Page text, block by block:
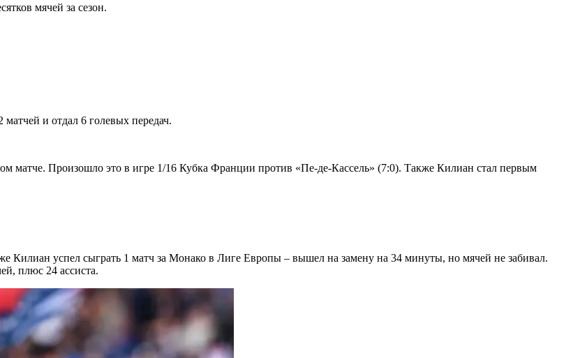
мячей за сезон.
и отдал 6 голевых передач.
матче. Произошло это в игре 1/16 Кубка Франции против «Пе-де-Кассель» (7:0). Также Килиан стал первым
Килиан успел сыграть 1 матч за Монако в Лиге Европы – вышел на замену на 34 минуты, но мячей не забивал.
плюс 24 ассиста.